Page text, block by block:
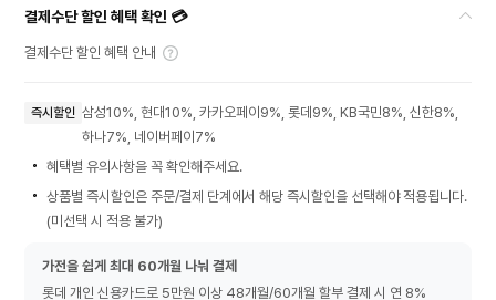
결제수단 할인 혜택 확인 💳
결제수단 할인 혜택 안내
즉시할인 삼성10%, 현대10%, 카카오페이9%, 롯데9%, KB국민8%, 신한8%,
하나7%, 네이버페이7%
혜택별 유의사항을 꼭 확인해주세요.
상품별 즉시할인은 주문/결제 단계에서 해당 즉시할인을 선택해야 적용됩니다.
(미선택 시 적용 불가)
가전을 쉽게 최대 60개월 나눠 결제
롯데 개인 신용카드로 5만원 이상 48개월/60개월 할부 결제 시 연 8%